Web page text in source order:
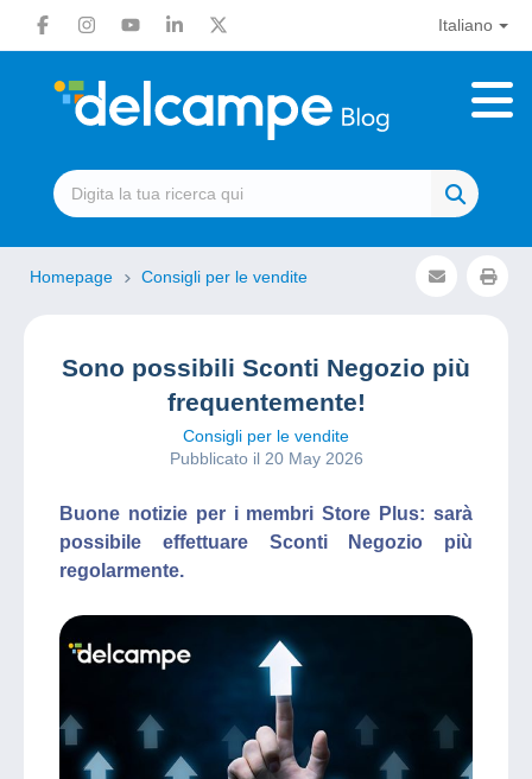
Italiano
Homepage Consigli per le vendite
Sono possibili Sconti Negozio più
frequentemente!
Consigli per le vendite
Pubblicato il 20 May 2026
Buone notizie per i membri Store Plus: sarà
possibile effettuare Sconti Negozio più
regolarmente.